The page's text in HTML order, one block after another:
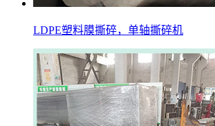
LDPE塑料膜撕碎，单轴撕碎机